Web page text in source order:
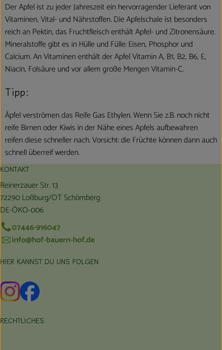
Der Apfel ist zu jeder Jahreszeit ein hervorragender Lieferant von
Vitaminen, Vital- und Nährstoffen. Die Apfelschale ist besonders
reich an Pektin, das Fruchtfleisch enthält Apfel- und Zitronensäure.
Mineralstoffe gibt es in Hülle und Fülle: Eisen, Phosphor und
Calcium. An Vitaminen enthält der Apfel Vitamin A, B1, B2, B6, E,
Niacin, Folsäure und vor allem große Mengen Vitamin-C.
Tipp:
Äpfel verströmen das Reife Gas Ethylen. Wenn Sie z.B. noch nicht
reife Birnen oder Kiwis in der Nähe eines Apfels aufbewahren
reifen diese schneller nach. Vorsicht: die Früchte können dann auch
schnell überreif werden.
KONTAKT
Reinerzauer Str. 13
72290 Loßburg/OT Schömberg
DE-ÖKO-006
07446-916047
info@hof-bauern-hof.de
HIER KANNST DU UNS FOLGEN
Externer Link zu https://www.instagram.com/hofbauernhof/
Externer Link zu https://www.facebook.com/
RECHTLICHES